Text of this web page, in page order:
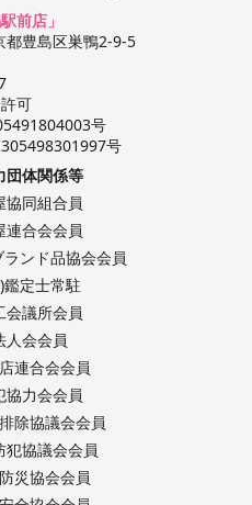
前店」
豊島区巣鴨2-9-5
可
号
号
団体関係等
協同組合員
連合会会員
ランド品協会会員
鑑定士常駐
会議所会員
人会会員
連合会会員
協力会会員
除協議会会員
犯協議会会員
災協会会員